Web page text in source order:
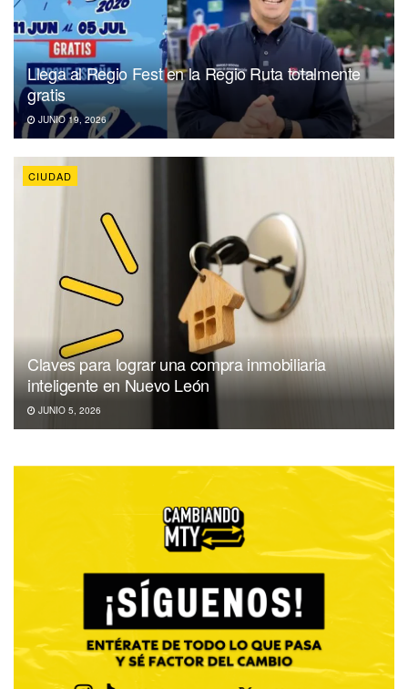
Llega al Regio Fest en la Regio Ruta totalmente
gratis
JUNIO 19, 2026
CIUDAD
Claves para lograr una compra inmobiliaria
inteligente en Nuevo León
JUNIO 5, 2026